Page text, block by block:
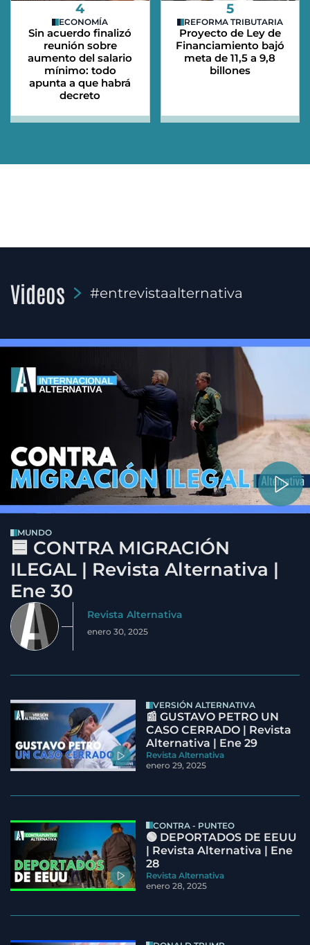
4
ECONOMÍA
Sin acuerdo finalizó
reunión sobre
aumento del salario
mínimo: todo
apunta a que habrá
decreto
5
REFORMA TRIBUTARIA
Proyecto de Ley de
Financiamiento bajó
meta de 11,5 a 9,8
billones
Videos #entrevistaalternativa
MUNDO
🟦 CONTRA MIGRACIÓN
ILEGAL | Revista Alternativa |
Ene 30
Revista Alternativa
enero 30, 2025
VERSIÓN ALTERNATIVA
📰 GUSTAVO PETRO UN
CASO CERRADO | Revista
Alternativa | Ene 29
Revista Alternativa
enero 29, 2025
CONTRA - PUNTEO
🟢 DEPORTADOS DE EEUU
| Revista Alternativa | Ene
28
Revista Alternativa
enero 28, 2025